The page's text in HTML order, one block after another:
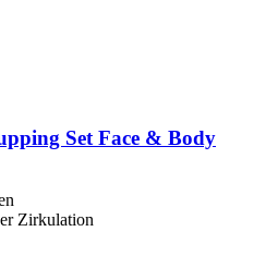
Set Face & Body
Zirkulation